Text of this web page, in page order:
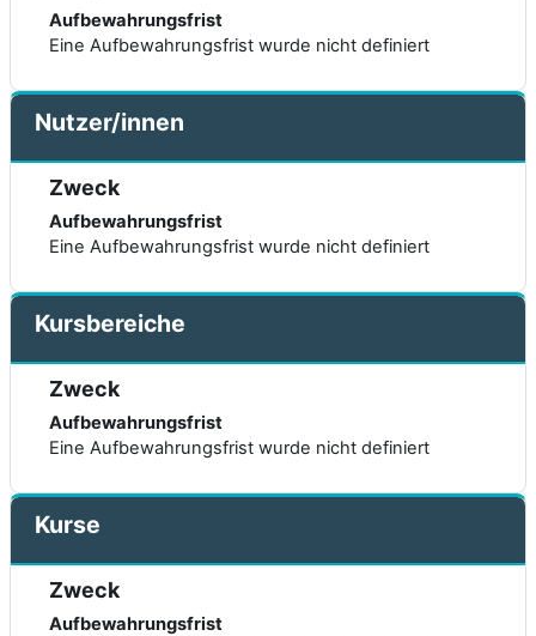
Aufbewahrungsfrist
Eine Aufbewahrungsfrist wurde nicht definiert
Nutzer/innen
Zweck
Aufbewahrungsfrist
Eine Aufbewahrungsfrist wurde nicht definiert
Kursbereiche
Zweck
Aufbewahrungsfrist
Eine Aufbewahrungsfrist wurde nicht definiert
Kurse
Zweck
Aufbewahrungsfrist